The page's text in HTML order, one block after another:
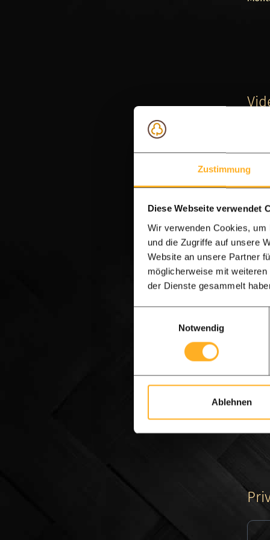
Zustimmung
Diese Webseite verwendet
Wir verwenden Cookies,
und die Zugriffe auf unsere
Website an unsere Partner
möglicherweise mit
der Dienste gesammelt
Notwendig
Ablehnen
Bei
Sie
ist
Auf
Wir
an:
Die
Wir